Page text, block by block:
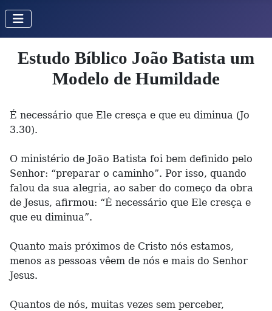
Estudo Bíblico João Batista um
Modelo de Humildade
É necessário que Ele cresça e que eu diminua (Jo
3.30).
O ministério de João Batista foi bem definido pelo
Senhor: “preparar o caminho”. Por isso, quando
falou da sua alegria, ao saber do começo da obra
de Jesus, afirmou: “É necessário que Ele cresça e
que eu diminua”.
Quanto mais próximos de Cristo nós estamos,
menos as pessoas vêem de nós e mais do Senhor
Jesus.
Quantos de nós, muitas vezes sem perceber,